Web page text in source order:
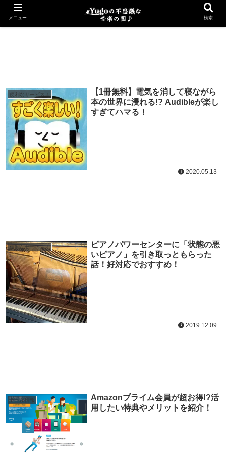
便利なサービス！
便利なサービス！
【1冊無料】電気を消して寝ながら
本の世界に浸れる!? Audibleが楽し
すぎてハマる！
2020.05.13
便利なサービス！
ピアノパワーセンターに「状態の悪
いピアノ」を引き取っともらった
話！好対応でおすすめ！
2019.12.09
セール情報
Amazonプライム会員が超お得!?活
用したい特典やメリットを紹介！
メニュー 検索